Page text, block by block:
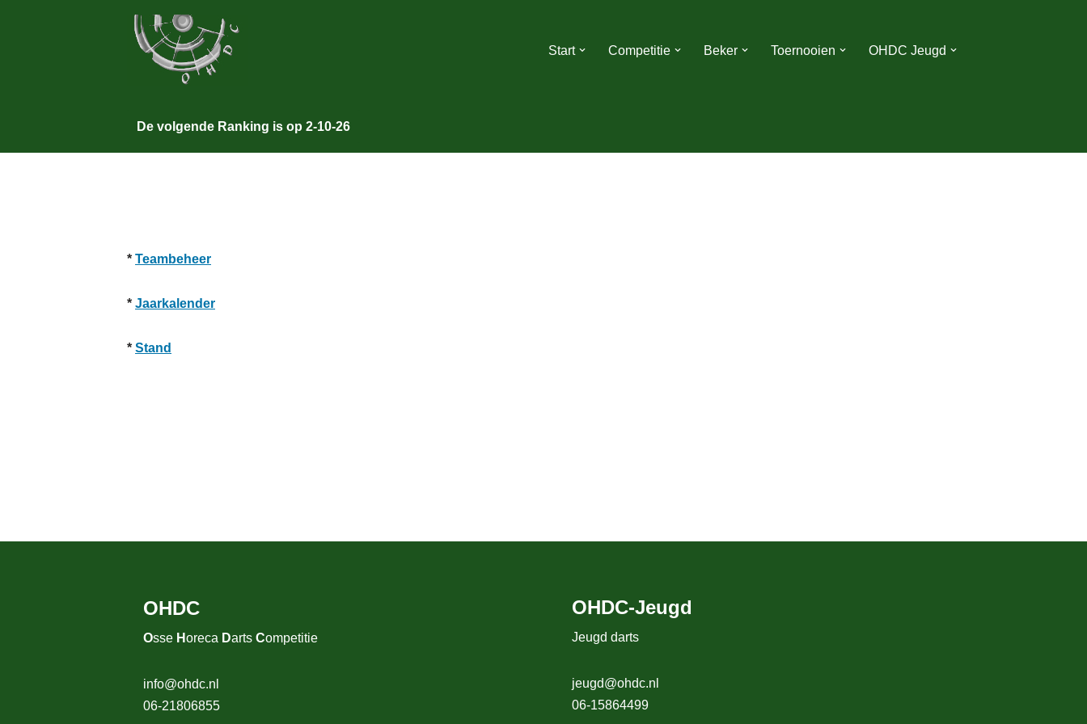
Start Competitie Beker Toernooien OHDC Jeugd
De volgende Ranking is op 2-10-26
* Teambeheer
* Jaarkalender
* Stand
OHDC
Osse Horeca Darts Competitie
info@ohdc.nl
06-21806855
OHDC-Jeugd
Jeugd darts
jeugd@ohdc.nl
06-15864499